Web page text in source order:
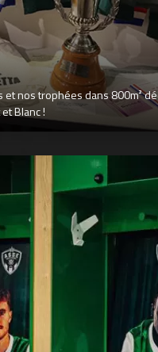
et nos trophées dans 800m²
Blanc !